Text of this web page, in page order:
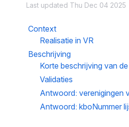
Last updated Thu Dec 04 2025
Context
Realisatie in VR
Beschrijving
Korte beschrijving van
Validaties
Antwoord: verenigingen
Antwoord: kboNummer